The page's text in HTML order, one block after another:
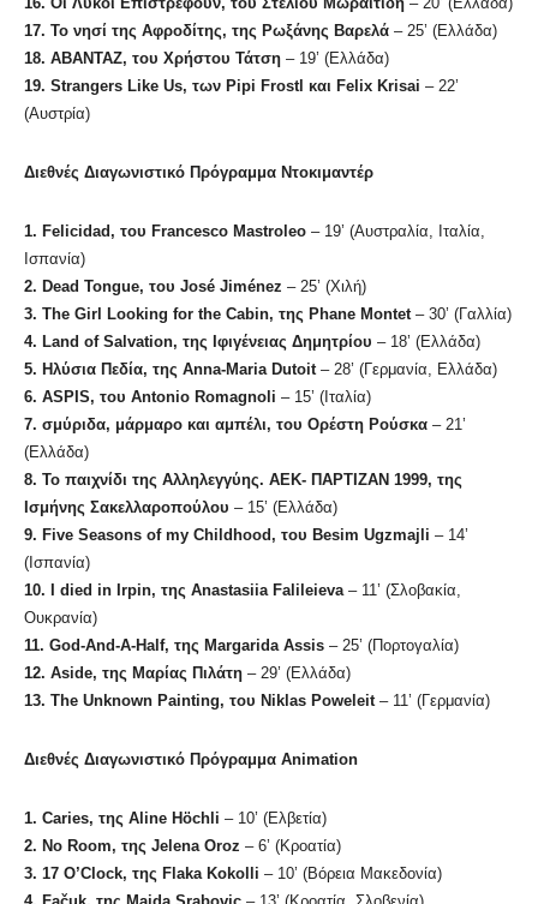
17. Το νησί της Αφροδίτης, της Ρωξάνης Βαρελά – 25’ (Ελλάδα)
18. ABANTAZ, του Χρήστου Τάτση – 19’ (Ελλάδα)
19. Strangers Like Us, των Pipi Frostl και Felix Krisai – 22’
(Αυστρία)
Διεθνές Διαγωνιστικό Πρόγραμμα Ντοκιμαντέρ
1. Felicidad , του Francesco Mastroleo – 19’ (Αυστραλία, Ιταλία,
Ισπανία)
2. Dead Tongue, του José Jiménez – 25’ (Χιλή)
3. The Girl Looking for the Cabin, της Phane Montet– 30’ (Γαλλία)
4. Land of Salvation, της Ιφιγένειας Δημητρίου – 18’ (Ελλάδα)
5. Ηλύσια Πεδία, της Anna-Maria Dutoit– 28’ (Γερμανία, Ελλάδα)
6. ASPIS, του Antonio Romagnoli – 15’ (Ιταλία)
7. σμύριδα, μάρμαρο και αμπέλι, του Ορέστη Ρούσκα – 21’
(Ελλάδα)
8. Το παιχνίδι της Αλληλεγγύης. ΑΕΚ- ΠΑΡΤΙΖΑΝ 1999, της
Ισμήνης Σακελλαροπούλου – 15’ (Ελλάδα)
9. Five Seasons of my Childhood, του Besim Ugzmajli – 14’
(Ισπανία)
10. I died in Irpin, της Anastasiia Falileieva – 11’ (Σλοβακία,
Ουκρανία)
11. God-And-A-Half, της Margarida Assis – 25’ (Πορτογαλία)
12. Aside, της Μαρίας Πιλάτη – 29’ (Ελλάδα)
13. The Unknown Painting, του Niklas Poweleit– 11’ (Γερμανία)
Διεθνές Διαγωνιστικό Πρόγραμμα Animation
1. Caries, της Aline Höchli – 10’ (Ελβετία)
2. No Room, της Jelena Oroz – 6’ (Κροατία)
3. 17 O’Clock, της Flaka Kokolli – 10’ (Βόρεια Μακεδονία)